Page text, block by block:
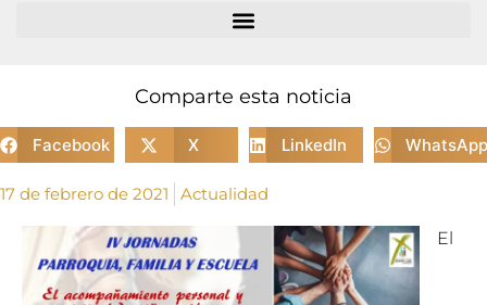
Comparte esta noticia
Facebook X LinkedIn WhatsApp
17 de febrero de 2021 Actualidad
El